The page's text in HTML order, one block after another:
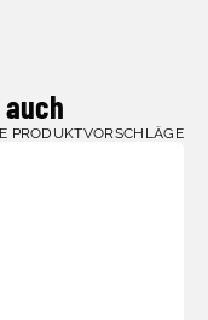
PRODUKTVORSCHLÄGE